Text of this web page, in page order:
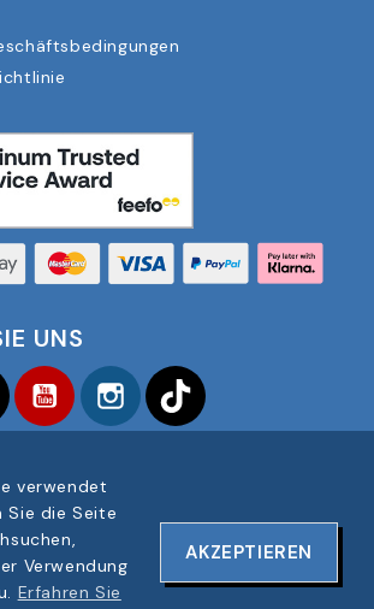
UNS
Twitter YouTubeInstagram
FOOTBALL AMERICA UK ALLE
06354287
verwendet
Sie die Seite
Verwendung
Erfahren Sie
AKZEPTIEREN